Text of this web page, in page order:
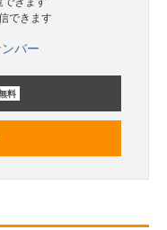
できます
バー
料